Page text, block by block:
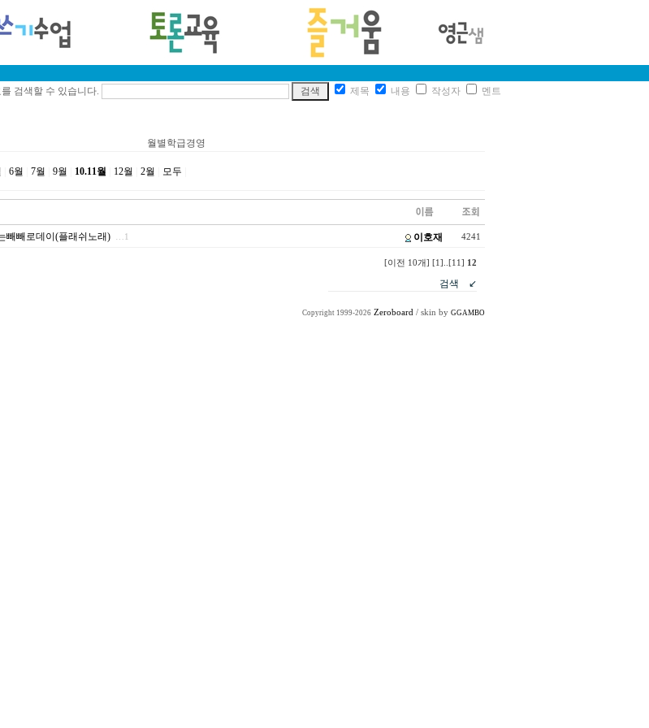
검색할 수 있습니다. 제목 내용 작성자 멘트
월별학급경영
6월 7월 9월 10.11월 12월 2월 모두
빼빼로데이(플래쉬노래) …1 이호재 4241
[이전 10개] [1] [11] 12
Copyright 1999-2026 Zeroboard / skin by GGAMBO